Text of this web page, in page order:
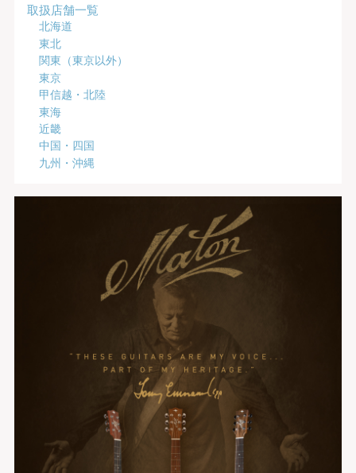
取扱店舗一覧
北海道
東北
関東（東京以外）
東京
甲信越・北陸
東海
近畿
中国・四国
九州・沖縄